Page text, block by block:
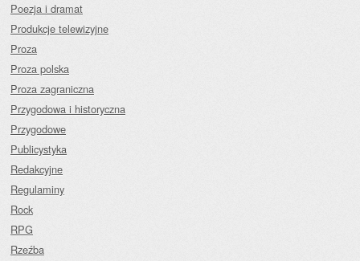
Poezja i dramat
Produkcje telewizyjne
Proza
Proza polska
Proza zagraniczna
Przygodowa i historyczna
Przygodowe
Publicystyka
Redakcyjne
Regulaminy
Rock
RPG
Rzeźba